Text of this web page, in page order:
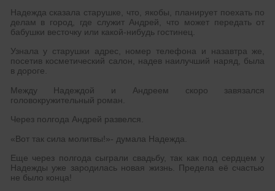
Надежда сказала старушке, что, якобы, планирует поехать по
делам в город, где служит Андрей, что может передать от
бабушки весточку или какой-нибудь гостинец.
Узнала у старушки адрес, номер телефона и назавтра же,
посетив косметический салон, надев наилучший наряд, была
в дороге.
Между Надеждой и Андреем скоро завязался
головокружительный роман.
Через полгода Андрей развелся.
«Вот так сила молитвы!»- думала Надежда.
Еще через полгода сыграли свадьбу, так как под сердцем у
Надежды уже зародилась новая жизнь. Предела её счастью
не было конца!